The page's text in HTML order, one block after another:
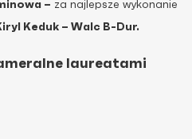
– za najlepsze wykonanie
Keduk – Walc B-Dur.
laureatami